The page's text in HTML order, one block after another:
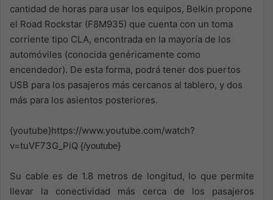
cantidad de horas para usar los equipos, Belkin propone
el Road Rockstar (F8M935) que cuenta con un toma
corriente tipo CLA, encontrada en la mayoría de los
automóviles (conocida genéricamente como
encendedor). De esta forma, podrá tener dos puertos
USB para los pasajeros más cercanos al tablero, y dos
más para los asientos posteriores.
{youtube}https://www.youtube.com/watch?
v=tuVF73G_PiQ {/youtube}
Su cable es de 1.8 metros de longitud, lo que permite
llevar la conectividad más cerca de los pasajeros